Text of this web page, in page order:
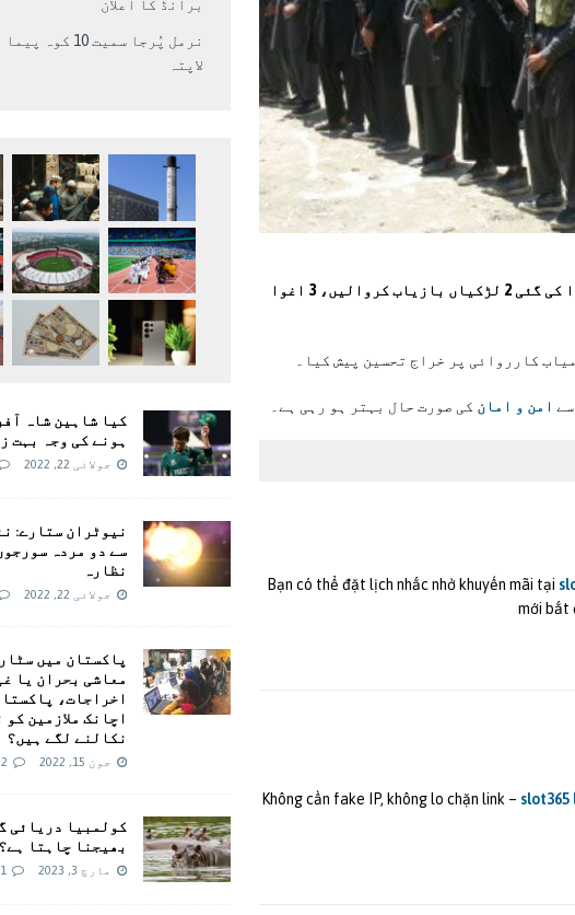
خضدار میں لیویز فورس نے کارروائی کرتے ہوئے پنجاب سے اغوا کی گئی 2 لڑکیاں بازیاب کروالیں، 3 اغوا
کارروائی پر خراج تحسین پیش کیا۔
امن و امان کی صورت حال بہتر ہو رہی ہے۔
Bạn có thể đặt lịch nhắc nhở khuyến mãi tại
mới bắt
Không cần fake IP, không lo chặn link –
برانڈ کا اعلان
نرمل پُرجا سمیت
لاپتہ
کیا شاہین شاہ
ہونے کی وجہ بہت
جولائی 22, 2022
نیوٹران ستارے:
سے دو مردہ
نظارہ
جولائی 22, 2022
پاکستان میں
معاشی بحران یا
اخراجات،
اچانک ملازمین
نکالنے لگے ہیں؟
جون 15, 2022
کولمبیا دریائی
بھیجنا چاہتا ہے؟
مارچ 3, 2023